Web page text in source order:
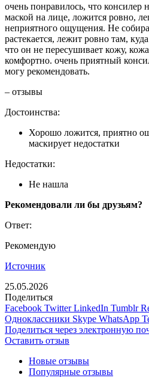
очень понравилось, что консилер
маской на лице, ложится ровно,
неприятного ощущения. Не
растекается, лежит ровно там,
что он не пересушивает кожу,
комфортно. очень приятный
могу рекомендовать.
– отзывы
Достоинства:
Хорошо ложится, приятно
маскирует недостатки
Недостатки:
Не нашла
Рекомендовали ли бы друзьям?
Ответ:
Рекомендую
Источник
25.05.2026
Поделиться
Facebook Twitter LinkedIn Tumblr
Одноклассники Skype WhatsApp
Поделиться через электронную
Оставить отзыв
Новые отзывы
Популярные отзывы